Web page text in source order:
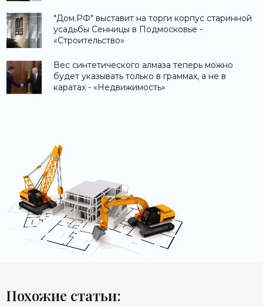
"Дом.РФ" выставит на торги корпус старинной
усадьбы Сенницы в Подмосковье -
«Строительство»
Вес синтетического алмаза теперь можно
будет указывать только в граммах, а не в
каратах - «Недвижимость»
Похожие статьи: